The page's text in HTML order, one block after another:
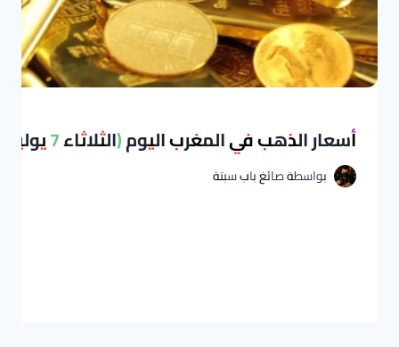
أسعار الذهب في المغرب اليوم (الثلاثاء 7 يوليوز 2026)
بواسطةصائغ باب سبتة